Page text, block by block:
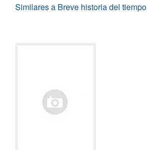
Similares a Breve historia del tiempo